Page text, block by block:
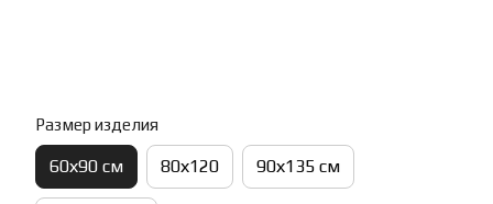
Размер изделия
60х90 см 80х120 90х135 см